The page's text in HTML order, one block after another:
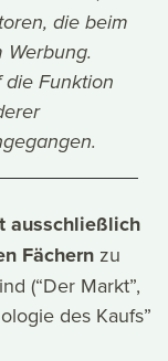
die beim
Werbung.
Funktion
ausschließlich
Fächern zu
(“Der Markt”,
des Kaufs”